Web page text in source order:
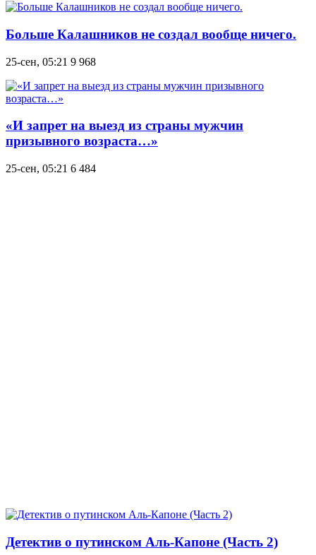
Больше Калашников не создал вообще ничего.
25-сен, 05:21 9 968
«И запрет на выезд из страны мужчин
призывного возраста…»
25-сен, 05:21 6 484
Детектив о путинском Аль-Капоне (Часть 2)